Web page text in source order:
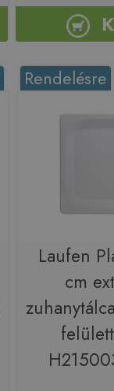
Rendelésre
Laufen
cm